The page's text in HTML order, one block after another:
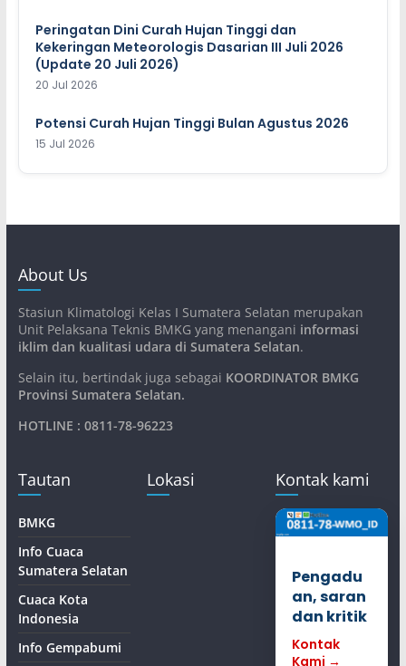
Peringatan Dini Curah Hujan Tinggi dan
Kekeringan Meteorologis Dasarian III Juli 2026
(Update 20 Juli 2026)
20 Jul 2026
Potensi Curah Hujan Tinggi Bulan Agustus 2026
15 Jul 2026
About Us
Stasiun Klimatologi Kelas I Sumatera Selatan merupakan
Unit Pelaksana Teknis BMKG yang menangani informasi
iklim dan kualitasi udara di Sumatera Selatan.
Selain itu, bertindak juga sebagai KOORDINATOR BMKG
Provinsi Sumatera Selatan.
HOTLINE : 0811-78-96223
Tautan
BMKG
Info Cuaca
Sumatera Selatan
Cuaca Kota
Indonesia
Info Gempabumi
Lokasi Kontak kami
Pengadu
an, saran
dan kritik
Kontak
Kami →